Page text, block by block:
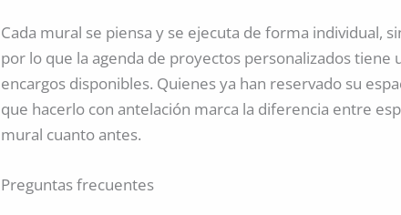
Cada mural se piensa y se ejecuta de forma individual,
por lo que la agenda de proyectos personalizados
encargos disponibles. Quienes ya han reservado su
que hacerlo con antelación marca la diferencia entre
mural cuanto antes.
Preguntas frecuentes